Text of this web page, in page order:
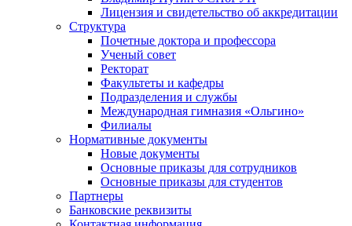
Лицензия и свидетельство об аккредитации
Структура
Почетные доктора и профессора
Ученый совет
Ректорат
Факультеты и кафедры
Подразделения и службы
Международная гимназия «Ольгино»
Филиалы
Нормативные документы
Новые документы
Основные приказы для сотрудников
Основные приказы для студентов
Партнеры
Банковские реквизиты